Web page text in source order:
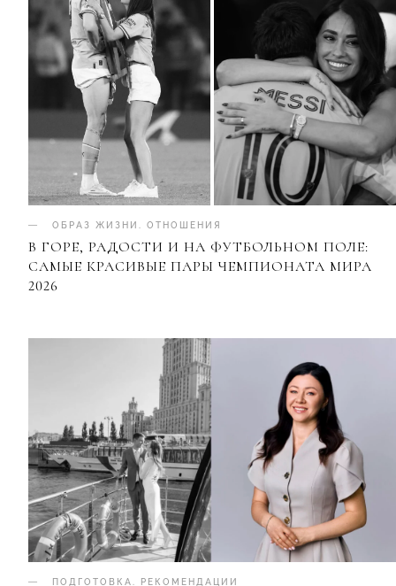
ОБРАЗ ЖИЗНИ ОТНОШЕНИЯ
В ГОРЕ, РАДОСТИ И НА ФУТБОЛЬНОМ ПОЛЕ:
САМЫЕ КРАСИВЫЕ ПАРЫ ЧЕМПИОНАТА МИРА
2026
ПОДГОТОВКА РЕКОМЕНДАЦИИ